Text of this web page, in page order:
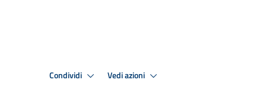
Condividi Vedi azioni